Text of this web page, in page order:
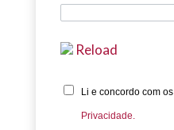
Reload
Li e concordo com os
Privacidade.